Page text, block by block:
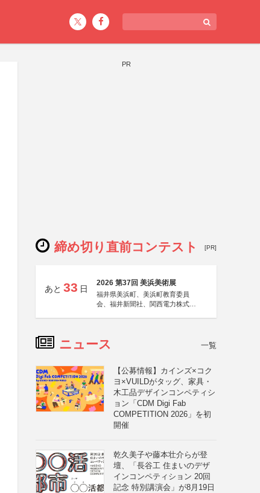
PR
締め切り直前コンテスト [PR]
あと 33 日
2026 第37回 美浜美術展
福井県美浜町、美浜町教育委員
会、福井新聞社、関西電力株式会
ニュース 一覧
【公募情報】カインズ×コク
ヨ×VUILDがタッグ、家具・
木工品デザインコンペティシ
ョン「CDM Digi Fab
COMPETITION 2026」を初
開催
乾久美子や藤本壮介らが登
壇、「長谷工 住まいのデザ
インコンペティション 20回
記念 特別講演会」が8月19日